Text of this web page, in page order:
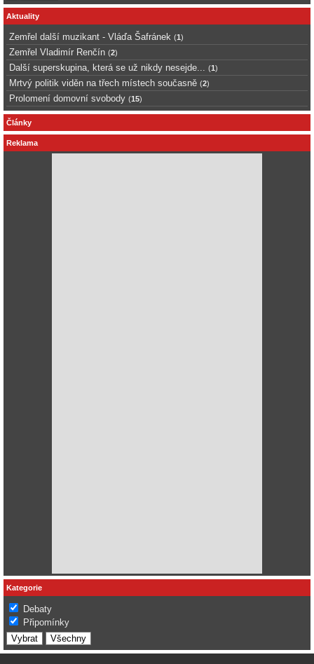
Aktuality
Zemřel další muzikant - Vláďa Šafránek (1)
Zemřel Vladimír Renčín (2)
Další superskupina, která se už nikdy nesejde... (1)
Mrtvý politik viděn na třech místech současně (2)
Prolomení domovní svobody (15)
Články
Reklama
Kategorie
Debaty
Připomínky